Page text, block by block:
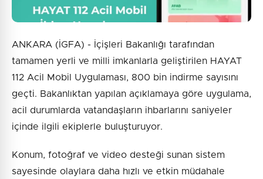
ANKARA (İGFA) - İçişleri Bakanlığı tarafından
tamamen yerli ve milli imkanlarla geliştirilen HAYAT
112 Acil Mobil Uygulaması, 800 bin indirme sayısını
geçti. Bakanlıktan yapılan açıklamaya göre uygulama,
acil durumlarda vatandaşların ihbarlarını saniyeler
içinde ilgili ekiplerle buluşturuyor.
Konum, fotoğraf ve video desteği sunan sistem
sayesinde olaylara daha hızlı ve etkin müdahale